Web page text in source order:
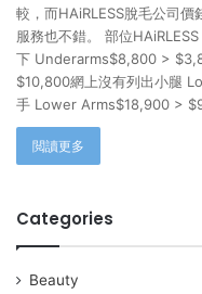
較，而HAiRLESS脫毛公司
服務也不錯。 部位
下 Underarms$8,800 >
$10,800網上沒有列出小腿
手 Lower Arms$18,900 >
閲讀更多
Categories
Beauty